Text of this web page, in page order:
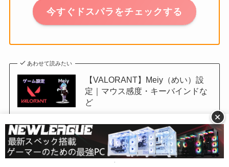
今すぐドスパラをチェックする
あわせて読みたい
【VALORANT】Meiy（めい）設
定｜マウス感度・キーバインドな
ど
+